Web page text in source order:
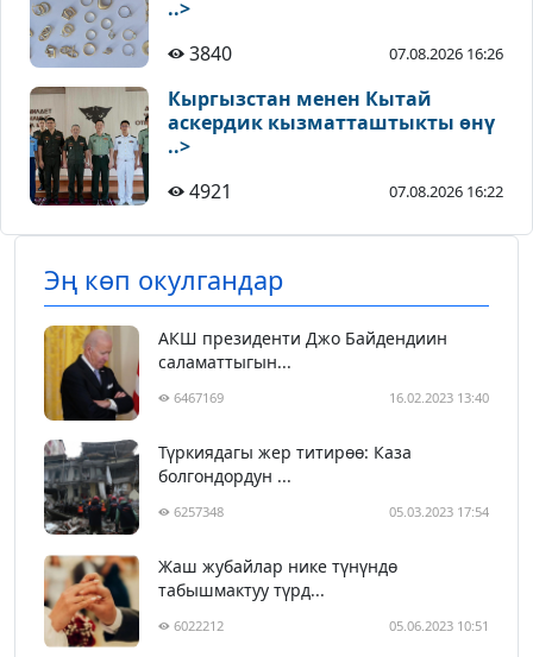
..>
3840
07.08.2026 16:26
Кыргызстан менен Кытай
аскердик кызматташтыкты өнү
..>
4921
07.08.2026 16:22
Эң көп окулгандар
АКШ президенти Джо Байдендиин
саламаттыгын...
6467169 16.02.2023 13:40
Түркиядагы жер титирөө: Каза
болгондордун ...
6257348 05.03.2023 17:54
Жаш жубайлар нике түнүндө
табышмактуу түрд...
6022212 05.06.2023 10:51